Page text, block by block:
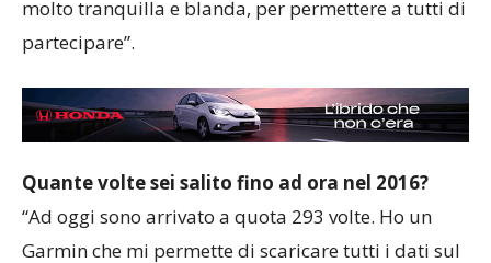
mia conoscenza. Assicuro che l’andatura sarà
molto tranquilla e blanda, per permettere a tutti di
partecipare”.
Quante volte sei salito fino ad ora nel 2016?